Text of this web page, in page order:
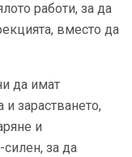
работи, за да
вместо да
да имат
и зарастването,
и
за да